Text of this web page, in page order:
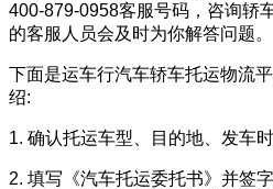
400-879-0958客服号码，咨询轿
的客服人员会及时为你解答问题。
下面是运车行汽车轿车托运物流
绍:
1. 确认托运车型、目的地、发车
2. 填写《汽车托运委托书》并签